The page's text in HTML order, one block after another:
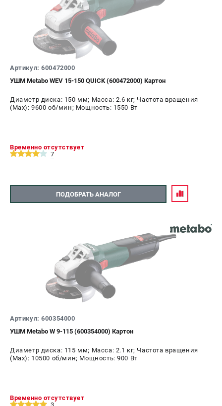
Артикул: 600472000
УШМ Metabo WEV 15-150 QUICK (600472000) Картон
Диаметр диска: 150 мм; Масса: 2.6 кг; Частота вращения
(Max): 9600 об/мин; Мощность: 1550 Вт
Временно отсутствует
7
ПОДОБРАТЬ АНАЛОГ
Артикул: 600354000
УШМ Metabo W 9-115 (600354000) Картон
Диаметр диска: 115 мм; Масса: 2.1 кг; Частота вращения
(Max): 10500 об/мин; Мощность: 900 Вт
Временно отсутствует